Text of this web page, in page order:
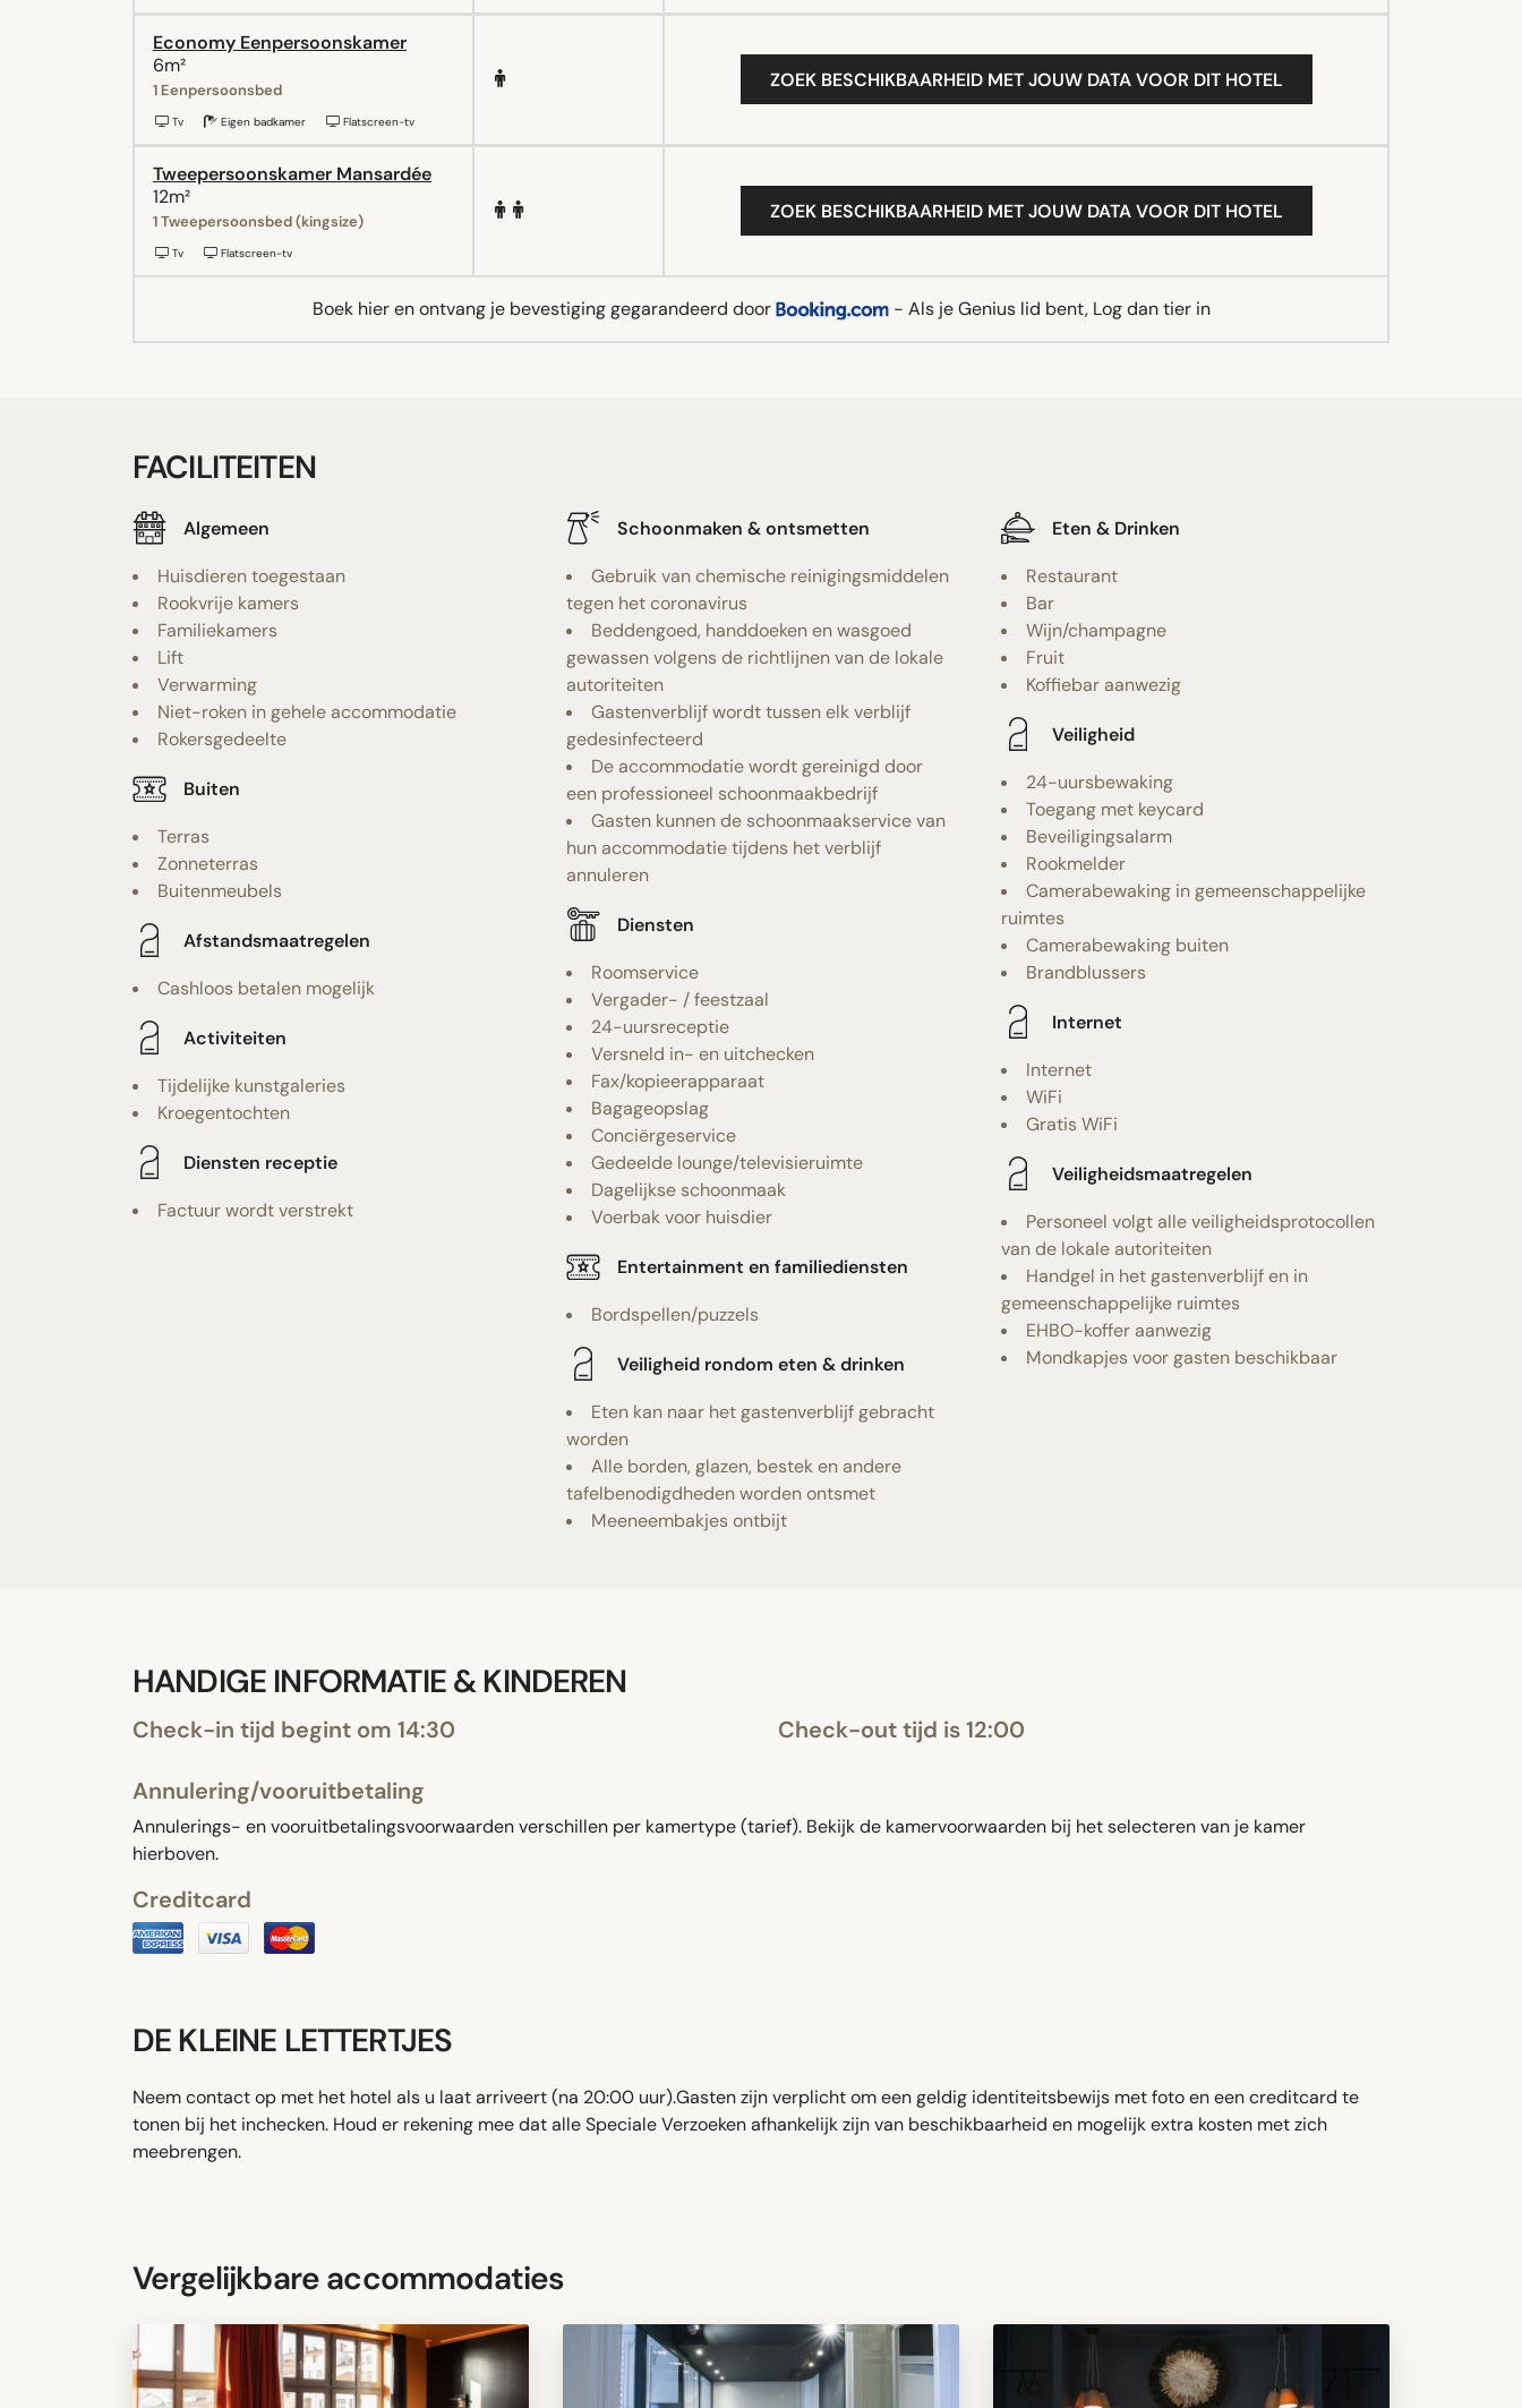
Economy Eenpersoonskamer
6m²
1 Eenpersoonsbed
Tv Eigen badkamer Flatscreen-tv
ZOEK BESCHIKBAARHEID MET JOUW DATA VOOR DIT HOTEL
Tweepersoonskamer Mansardée
12m²
1 Tweepersoonsbed (kingsize)
Tv Flatscreen-tv
ZOEK BESCHIKBAARHEID MET JOUW DATA VOOR DIT HOTEL
Boek hier en ontvang je bevestiging gegarandeerd door - Als je Genius lid bent, Log dan tier in
FACILITEITEN
Algemeen
Huisdieren toegestaan
Rookvrije kamers
Familiekamers
Lift
Verwarming
Niet-roken in gehele accommodatie
Rokersgedeelte
Buiten
Terras
Zonneterras
Buitenmeubels
Afstandsmaatregelen
Cashloos betalen mogelijk
Activiteiten
Tijdelijke kunstgaleries
Kroegentochten
Diensten receptie
Factuur wordt verstrekt
Schoonmaken & ontsmetten
Gebruik van chemische reinigingsmiddelen
tegen het coronavirus
Beddengoed, handdoeken en wasgoed
gewassen volgens de richtlijnen van de lokale
autoriteiten
Gastenverblijf wordt tussen elk verblijf
gedesinfecteerd
De accommodatie wordt gereinigd door
een professioneel schoonmaakbedrijf
Gasten kunnen de schoonmaakservice van
hun accommodatie tijdens het verblijf
annuleren
Diensten
Roomservice
Vergader- / feestzaal
24-uursreceptie
Versneld in- en uitchecken
Fax/kopieerapparaat
Bagageopslag
Conciërgeservice
Gedeelde lounge/televisieruimte
Dagelijkse schoonmaak
Voerbak voor huisdier
Entertainment en familiediensten
Bordspellen/puzzels
Veiligheid rondom eten & drinken
Eten kan naar het gastenverblijf gebracht
worden
Alle borden, glazen, bestek en andere
tafelbenodigdheden worden ontsmet
Meeneembakjes ontbijt
Eten & Drinken
Restaurant
Bar
Wijn/champagne
Fruit
Koffiebar aanwezig
Veiligheid
24-uursbewaking
Toegang met keycard
Beveiligingsalarm
Rookmelder
Camerabewaking in gemeenschappelijke
ruimtes
Camerabewaking buiten
Brandblussers
Internet
Internet
WiFi
Gratis WiFi
Veiligheidsmaatregelen
Personeel volgt alle veiligheidsprotocollen
van de lokale autoriteiten
Handgel in het gastenverblijf en in
gemeenschappelijke ruimtes
EHBO-koffer aanwezig
Mondkapjes voor gasten beschikbaar
HANDIGE INFORMATIE & KINDEREN
Check-in tijd begint om 14:30 Check-out tijd is 12:00
Annulering/vooruitbetaling
Annulerings- en vooruitbetalingsvoorwaarden verschillen per kamertype (tarief). Bekijk de kamervoorwaarden bij het selecteren van je kamer
hierboven.
Creditcard
DE KLEINE LETTERTJES
Neem contact op met het hotel als u laat arriveert (na 20:00 uur).Gasten zijn verplicht om een ​​geldig identiteitsbewijs met foto en een creditcard te
tonen bij het inchecken. Houd er rekening mee dat alle Speciale Verzoeken afhankelijk zijn van beschikbaarheid en mogelijk extra kosten met zich
meebrengen.
Vergelijkbare accommodaties